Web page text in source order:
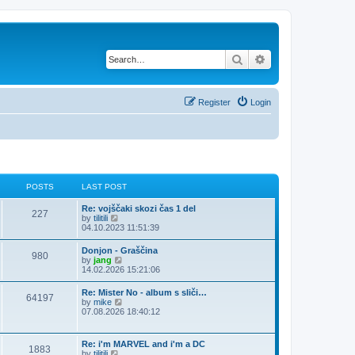
Search
Login
Register
POSTS LAST POST
227
Re: vojščaki skozi čas 1 del
by tilitili
i
w
t
h
e
l
a
t
e
t
p
o
04.10.2023 11:51:39
980
Donjon - Graščina
by jang
i
w
h
e
a
t
14.02.2026 15:21:06
64197
Re: Mister No - album s sliči…
by mike
i
t
h
07.08.2026 18:40:12
1883
Re: i'm MARVEL and i'm a DC
by tilitili